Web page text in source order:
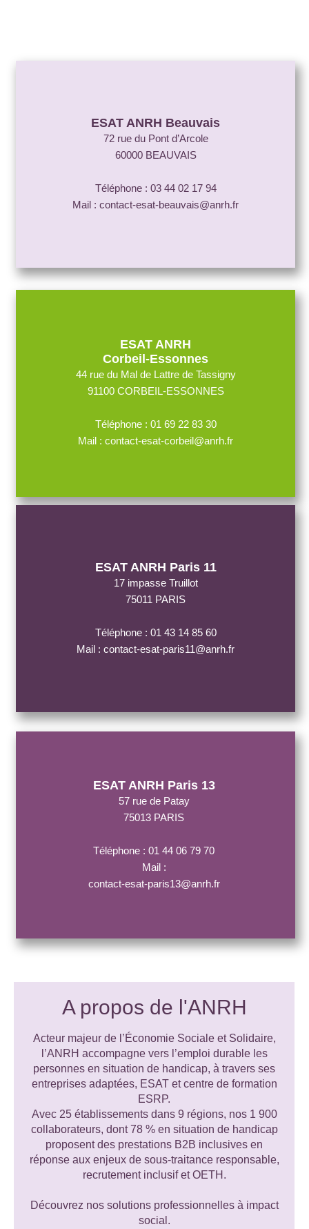
ESAT ANRH Beauvais
72 rue du Pont d’Arcole
60000 BEAUVAIS
Téléphone : 03 44 02 17 94
Mail : contact-esat-beauvais@anrh.fr
ESAT ANRH
Corbeil-Essonnes
44 rue du Mal de Lattre de Tassigny
91100 CORBEIL-ESSONNES
Téléphone : 01 69 22 83 30
Mail : contact-esat-corbeil@anrh.fr
ESAT ANRH Paris 11
17 impasse Truillot
75011 PARIS
Téléphone : 01 43 14 85 60
Mail : contact-esat-paris11@anrh.fr
ESAT ANRH Paris 13
57 rue de Patay
75013 PARIS
Téléphone : 01 44 06 79 70
Mail :
contact-esat-paris13@anrh.fr
A propos de l'ANRH
Acteur majeur de l’Économie Sociale et Solidaire,
l’ANRH accompagne vers l’emploi durable les
personnes en situation de handicap, à travers ses
entreprises adaptées, ESAT et centre de formation
ESRP.
Avec 25 établissements dans 9 régions, nos 1 900
collaborateurs, dont 78 % en situation de handicap
proposent des prestations B2B inclusives en
réponse aux enjeux de sous-traitance responsable,
recrutement inclusif et OETH.
Découvrez nos solutions professionnelles à impact
social.